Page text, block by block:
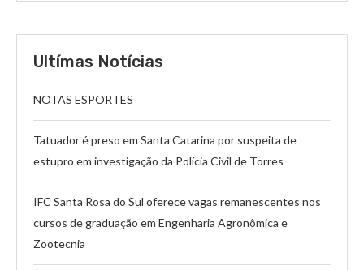
Ultímas Notícias
NOTAS ESPORTES
Tatuador é preso em Santa Catarina por suspeita de
estupro em investigação da Polícia Civil de Torres
IFC Santa Rosa do Sul oferece vagas remanescentes nos
cursos de graduação em Engenharia Agronômica e
Zootecnia